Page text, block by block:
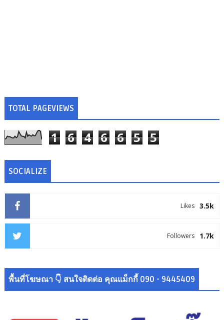
TOTAL PAGEVIEWS
1 6 4 6 6 5 5
SOCIALIZE
3.5k
Likes
1.7k
Followers
พื้นที่โฆษณา 👇 สนใจติดต่อ คุณแม็กกี้ 090 - 9445409